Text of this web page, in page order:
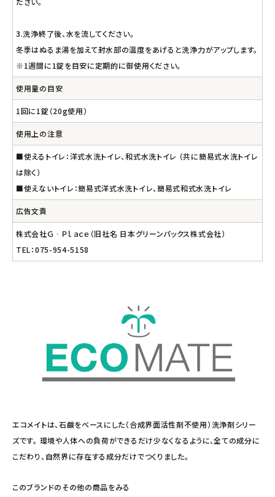
3.洗浄終了後、水を流してください。
冬季はぬるま湯を加えて封水部の温度をあげると洗浄力がアップします。
※1週間に1錠を目安に定期的に御使用ください。
使用量の目安
1回に1錠（20g使用）
使用上の注意
■使えるトイレ：洋式水洗トイレ、和式水洗トイレ （共に簡易式水洗トイレ
は除く）
■使えないトイレ：簡易式洋式水洗トイレ、簡易式和式水洗トイレ
広告文責
株式会社Ｇ‐Ｐｌａｃｅ（旧社名 日本グリーンパックス株式会社）
TEL：075-954-5158
エコメイトは、石鹸をベースにした（合成界面活性剤不使用）洗浄剤シリー
ズです。 環境や人体への負荷ができるだけ少なくなるように、全ての成分に
こだわり、自然界に存在する成分だけでつくりました。
このブランドのその他の商品をみる